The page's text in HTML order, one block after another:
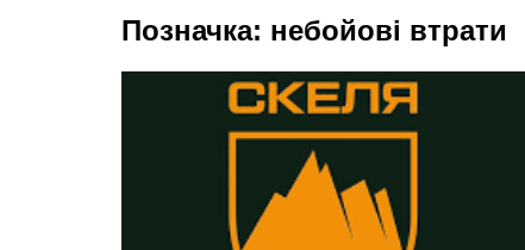
Позначка: небойові втрати